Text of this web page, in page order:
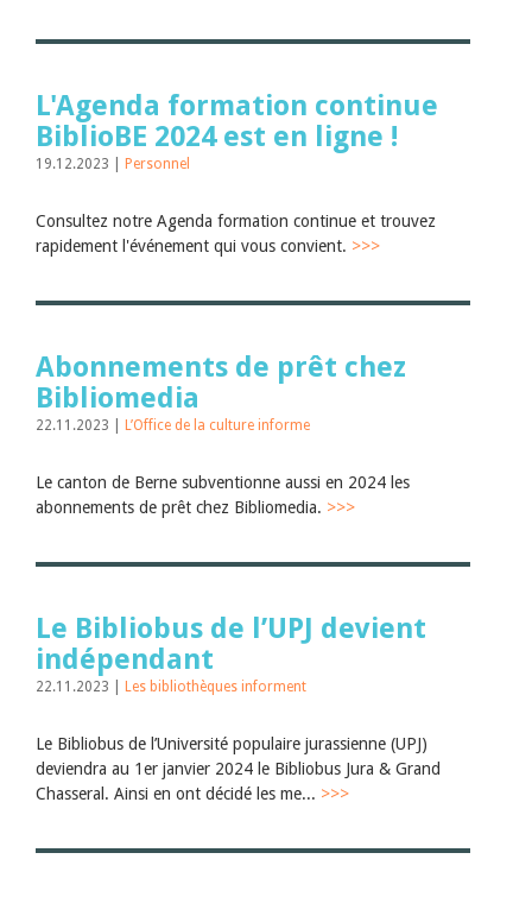
L'Agenda formation continue
BiblioBE 2024 est en ligne !
19.12.2023 | Personnel
Consultez notre Agenda formation continue et trouvez
rapidement l'événement qui vous convient. >>>
Abonnements de prêt chez
Bibliomedia
22.11.2023 | L’Office de la culture informe
Le canton de Berne subventionne aussi en 2024 les
abonnements de prêt chez Bibliomedia. >>>
Le Bibliobus de l’UPJ devient
indépendant
22.11.2023 | Les bibliothèques informent
Le Bibliobus de l’Université populaire jurassienne (UPJ)
deviendra au 1er janvier 2024 le Bibliobus Jura & Grand
Chasseral. Ainsi en ont décidé les me... >>>